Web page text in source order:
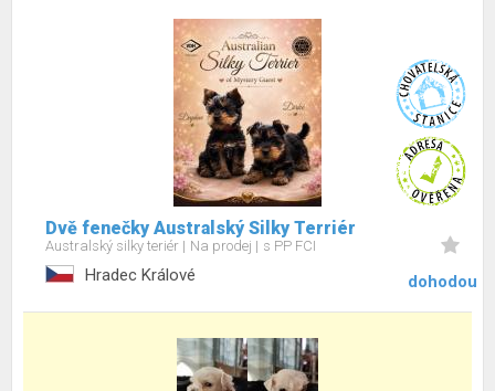
Dvě fenečky Australský Silky Terriér
Australský silky teriér Na prodej s PP FCI
Hradec Králové dohodou